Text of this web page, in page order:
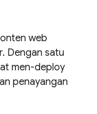
web
Dengan satu
men-deploy
penayangan